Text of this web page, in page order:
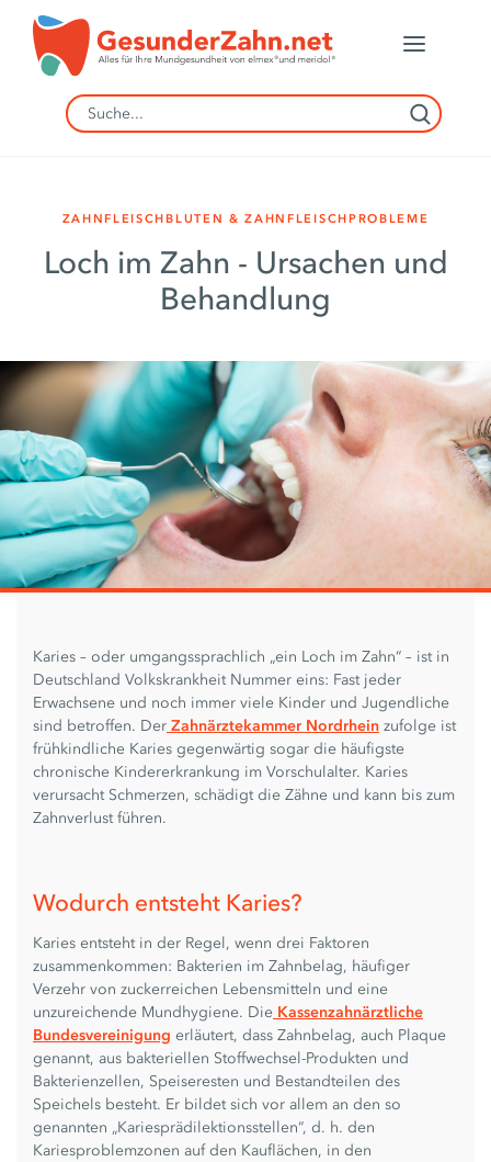
ZAHNFLEISCHBLUTEN & ZAHNFLEISCHPROBLEME
Loch im Zahn - Ursachen und
Behandlung
Karies – oder umgangssprachlich „ein Loch im Zahn“ – ist in
Deutschland Volkskrankheit Nummer eins: Fast jeder
Erwachsene und noch immer viele Kinder und Jugendliche
sind betroffen. Der Zahnärztekammer Nordrhein zufolge ist
frühkindliche Karies gegenwärtig sogar die häufigste
chronische Kindererkrankung im Vorschulalter. Karies
verursacht Schmerzen, schädigt die Zähne und kann bis zum
Zahnverlust führen.
Wodurch entsteht Karies?
Karies entsteht in der Regel, wenn drei Faktoren
zusammenkommen: Bakterien im Zahnbelag, häufiger
Verzehr von zuckerreichen Lebensmitteln und eine
unzureichende Mundhygiene. Die Kassenzahnärztliche
Bundesvereinigung erläutert, dass Zahnbelag, auch Plaque
genannt, aus bakteriellen Stoffwechsel-Produkten und
Bakterienzellen, Speiseresten und Bestandteilen des
Speichels besteht. Er bildet sich vor allem an den so
genannten „Kariesprädilektionsstellen“, d. h. den
Kariesproblemzonen auf den Kauflächen, in den